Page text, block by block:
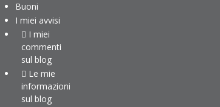
Buoni
I miei avvisi
I miei
commenti
sul blog
Le mie
informazioni
sul blog